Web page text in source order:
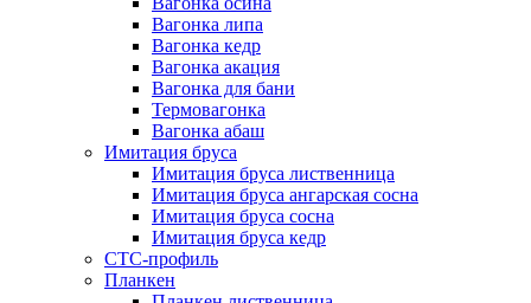
Вагонка липа
Вагонка кедр
Вагонка акация
Вагонка для бани
Термовагонка
Вагонка абаш
Имитация бруса
Имитация бруса лиственница
Имитация бруса ангарская сосна
Имитация бруса сосна
Имитация бруса кедр
СТС-профиль
Планкен